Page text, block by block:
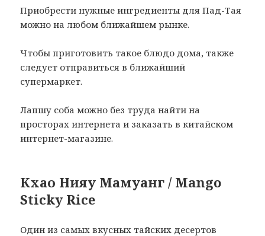
Приобрести нужные ингредиенты для Пад-Тая
можно на любом ближайшем рынке.
Чтобы приготовить такое блюдо дома, также
следует отправиться в ближайший
супермаркет.
Лапшу соба можно без труда найти на
просторах интернета и заказать в китайском
интернет-магазине.
Кхао Нияу Мамуанг / Mango
Sticky Rice
Один из самых вкусных тайских десертов